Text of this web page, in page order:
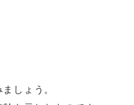
しょう。